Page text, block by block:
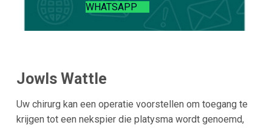
WHATSAPP
Jowls Wattle
Uw chirurg kan een operatie voorstellen om toegang te
krijgen tot een nekspier die platysma wordt genoemd,